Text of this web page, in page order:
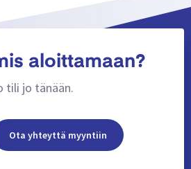
aloittamaan?
tili jo tänään.
Ota yhteyttä myyntiin